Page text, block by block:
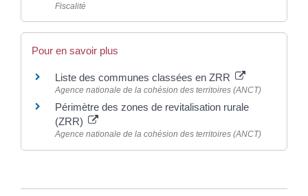
Fiscalité
Pour en savoir plus
Liste des communes classées en ZRR
Agence nationale de la cohésion des territoires (ANCT)
Périmètre des zones de revitalisation rurale
(ZRR)
Agence nationale de la cohésion des territoires (ANCT)